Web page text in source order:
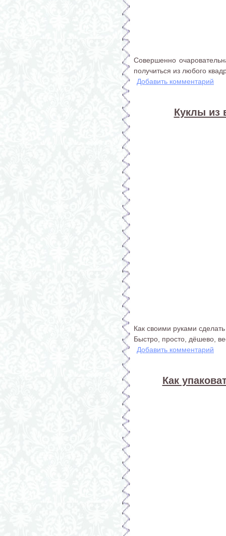
Совершенно
получиться из любого
Добавить комментарий
Куклы из
Как своими руками
Быстро, просто, дёшево,
Добавить комментарий
Как